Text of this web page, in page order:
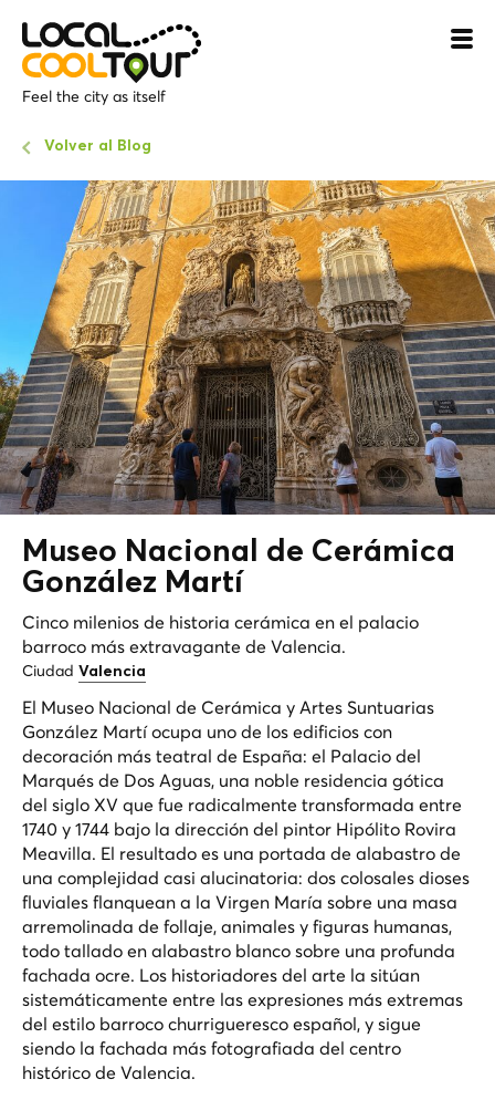
Feel the city as itself
Volver al Blog
Museo Nacional de Cerámica
González Martí
Cinco milenios de historia cerámica en el palacio
barroco más extravagante de Valencia.
Ciudad Valencia
El Museo Nacional de Cerámica y Artes Suntuarias
González Martí ocupa uno de los edificios con
decoración más teatral de España: el Palacio del
Marqués de Dos Aguas, una noble residencia gótica
del siglo XV que fue radicalmente transformada entre
1740 y 1744 bajo la dirección del pintor Hipólito Rovira
Meavilla. El resultado es una portada de alabastro de
una complejidad casi alucinatoria: dos colosales dioses
fluviales flanquean a la Virgen María sobre una masa
arremolinada de follaje, animales y figuras humanas,
todo tallado en alabastro blanco sobre una profunda
fachada ocre. Los historiadores del arte la sitúan
sistemáticamente entre las expresiones más extremas
del estilo barroco churrigueresco español, y sigue
siendo la fachada más fotografiada del centro
histórico de Valencia.